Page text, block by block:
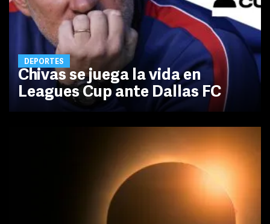
DEPORTES
Chivas se juega la vida en
Leagues Cup ante Dallas FC